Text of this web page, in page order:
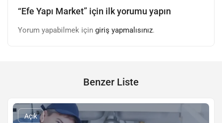
“Efe Yapı Market” için ilk yorumu yapın
Yorum yapabilmek için giriş yapmalısınız.
Benzer Liste
Açık